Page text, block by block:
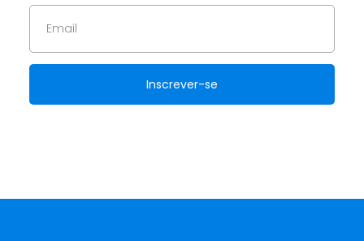
Inscrever-se